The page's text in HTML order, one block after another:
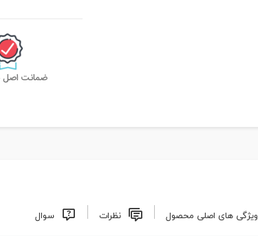
ضمانت اصل
ویژگی های اصلی محصول نظرات سوال